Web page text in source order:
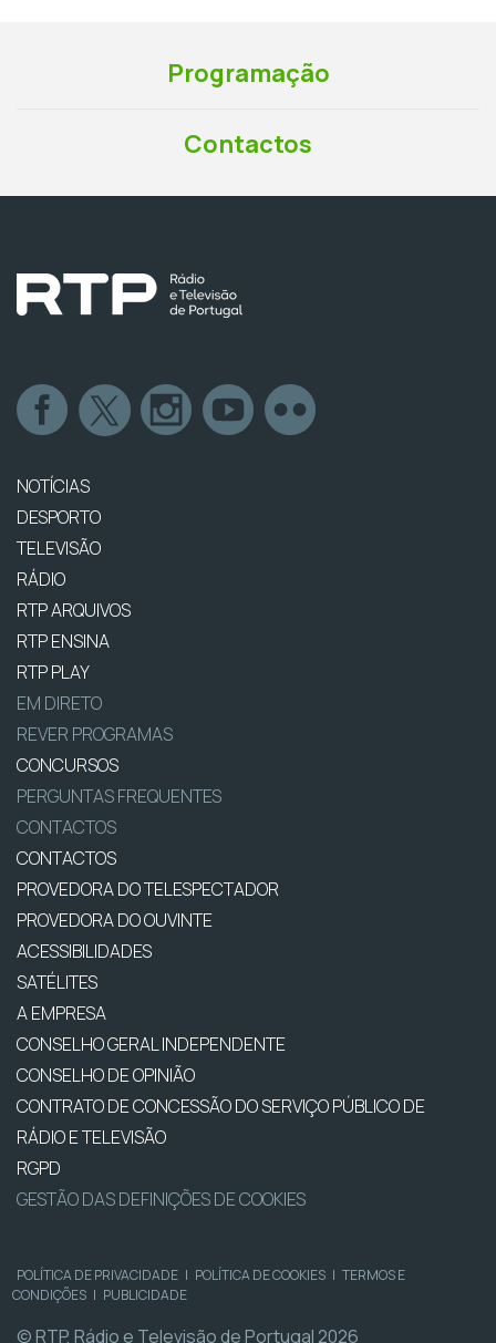
Programação
Contactos
NOTÍCIAS
DESPORTO
TELEVISÃO
RÁDIO
RTP ARQUIVOS
RTP ENSINA
RTP PLAY
EM DIRETO
REVER PROGRAMAS
CONCURSOS
PERGUNTAS FREQUENTES
CONTACTOS
CONTACTOS
PROVEDORA DO TELESPECTADOR
PROVEDORA DO OUVINTE
ACESSIBILIDADES
SATÉLITES
A EMPRESA
CONSELHO GERAL INDEPENDENTE
CONSELHO DE OPINIÃO
CONTRATO DE CONCESSÃO DO SERVIÇO PÚBLICO DE
RÁDIO E TELEVISÃO
RGPD
GESTÃO DAS DEFINIÇÕES DE COOKIES
POLÍTICA DE PRIVACIDADE | POLÍTICA DE COOKIES | TERMOS E
CONDIÇÕES | PUBLICIDADE
© RTP, Rádio e Televisão de Portugal 2026